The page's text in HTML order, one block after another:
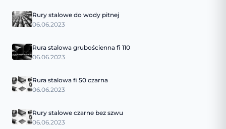
Rury stalowe do wody pitnej
06.06.2023
Rura stalowa grubościenna fi 110
06.06.2023
Rura stalowa fi 50 czarna
06.06.2023
Rury stalowe czarne bez szwu
06.06.2023